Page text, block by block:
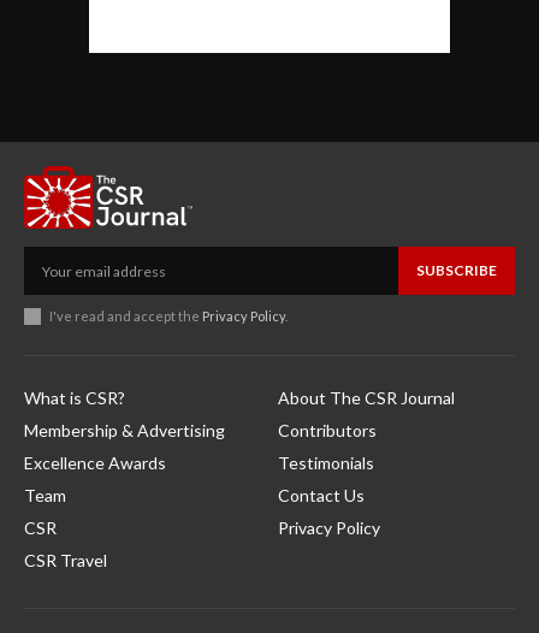
SUBSCRIBE
I've read and accept the Privacy Policy.
What is CSR?
Membership & Advertising
Excellence Awards
Team
CSR
CSR Travel
About The CSR Journal
Contributors
Testimonials
Contact Us
Privacy Policy